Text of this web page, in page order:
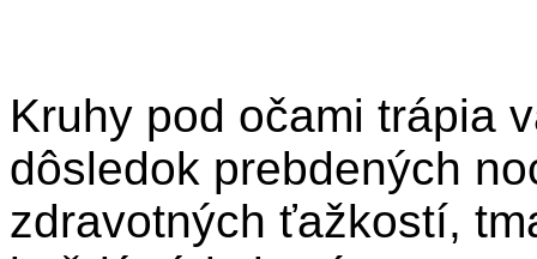
Kruhy pod očami trápia
dôsledok prebdených
zdravotných ťažkostí,